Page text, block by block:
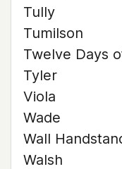
Tully
Tumilson
Twelve Days
Tyler
Viola
Wade
Wall
Walsh